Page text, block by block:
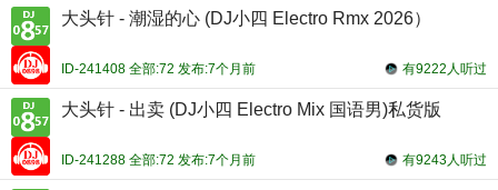
大头针 - 潮湿的心 (DJ小四 Electro Rmx 2026）
有9222人听过
ID-241408 全部:72 发布:7个月前
大头针 - 出卖 (DJ小四 Electro Mix 国语男)私货版
有9243人听过
ID-241288 全部:72 发布:7个月前